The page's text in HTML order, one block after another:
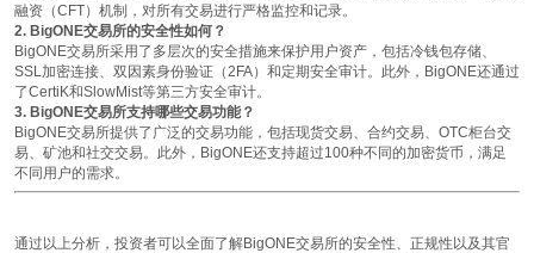
融资（CFT）机制，对所有交易进行严格监控和记录。
2. BigONE交易所的安全性如何？
BigONE交易所采用了多层次的安全措施来保护用户资产，包括冷钱包存储、
SSL加密连接、双因素身份验证（2FA）和定期安全审计。此外，BigONE还通过
了CertiK和SlowMist等第三方安全审计。
3. BigONE交易所支持哪些交易功能？
BigONE交易所提供了广泛的交易功能，包括现货交易、合约交易、OTC柜台交
易、矿池和社交交易。此外，BigONE还支持超过100种不同的加密货币，满足
不同用户的需求。
通过以上分析，投资者可以全面了解BigONE交易所的安全性、正规性以及其官